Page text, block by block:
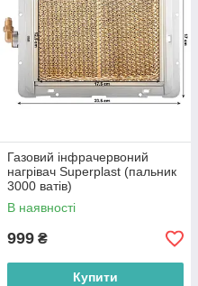
Газовий інфрачервоний
нагрівач Superplast (пальник
3000 ватів)
В наявності
999 ₴
Купити